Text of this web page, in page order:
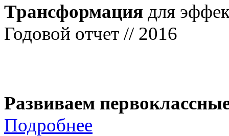
Трансформация для
Годовой отчет // 2016
Развиваем
Подробнее